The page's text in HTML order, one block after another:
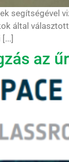
segítségével
által
az